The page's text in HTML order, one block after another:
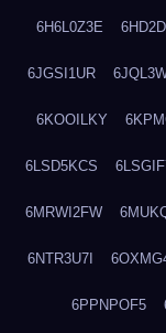
6H6L0Z3E
6JGSI1UR
6KOOILKY
6LSD5KCS
6MRWI2FW
6NTR3U7I
6PPNPOF5